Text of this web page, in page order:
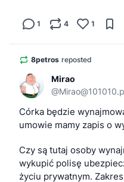
1 4 1
8petros reposted
Mirao
@
Córka będzie
umowie mamy zapis o
Czy są tutaj osoby
wykupić polisę
życiu prywatnym.